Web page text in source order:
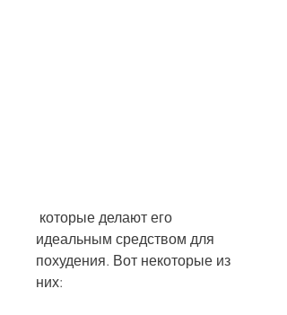
идеальным средством для
похудения. Вот некоторые из
них: